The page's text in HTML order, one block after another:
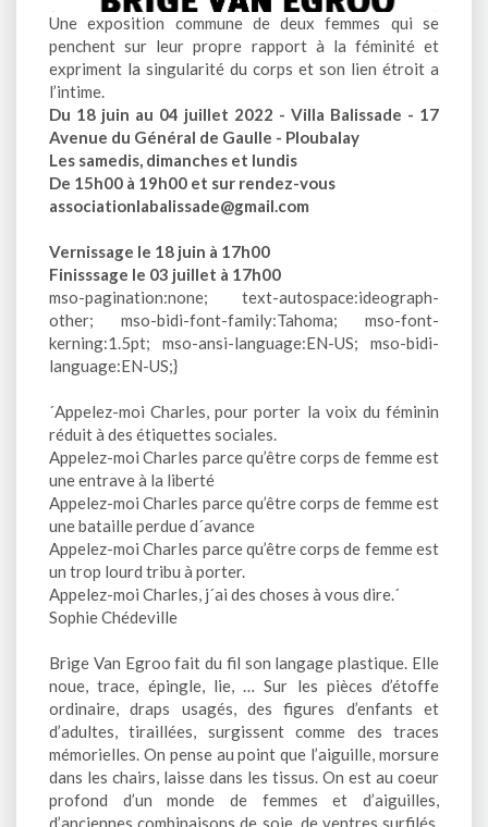
Une exposition commune de deux femmes qui se
penchent sur leur propre rapport à la féminité et
expriment la singularité du corps et son lien étroit a
l’intime.
Du 18 juin au 04 juillet 2022 - Villa Balissade - 17
Avenue du Général de Gaulle - Ploubalay
Les samedis, dimanches et lundis
De 15h00 à 19h00 et sur rendez-vous
associationlabalissade@gmail.com
Vernissage le 18 juin à 17h00
Finisssage le 03 juillet à 17h00
mso-pagination:none; text-autospace:ideograph-
other; mso-bidi-font-family:Tahoma; mso-font-
kerning:1.5pt; mso-ansi-language:EN-US; mso-bidi-
language:EN-US;}
´Appelez-moi Charles, pour porter la voix du féminin
réduit à des étiquettes sociales.
Appelez-moi Charles parce qu’être corps de femme est
une entrave à la liberté
Appelez-moi Charles parce qu’être corps de femme est
une bataille perdue d´avance
Appelez-moi Charles parce qu’être corps de femme est
un trop lourd tribu à porter.
Appelez-moi Charles, j´ai des choses à vous dire.´
Sophie Chédeville
Brige Van Egroo fait du fil son langage plastique. Elle
noue, trace, épingle, lie, … Sur les pièces d’étoffe
ordinaire, draps usagés, des figures d’enfants et
d’adultes, tiraillées, surgissent comme des traces
mémorielles. On pense au point que l’aiguille, morsure
dans les chairs, laisse dans les tissus. On est au coeur
profond d’un monde de femmes et d’aiguilles,
d’anciennes combinaisons de soie, de ventres surfilés,